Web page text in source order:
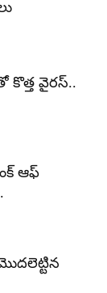
కొత్త వైరస్..
ఆఫ్‌
మొదలెట్టిన